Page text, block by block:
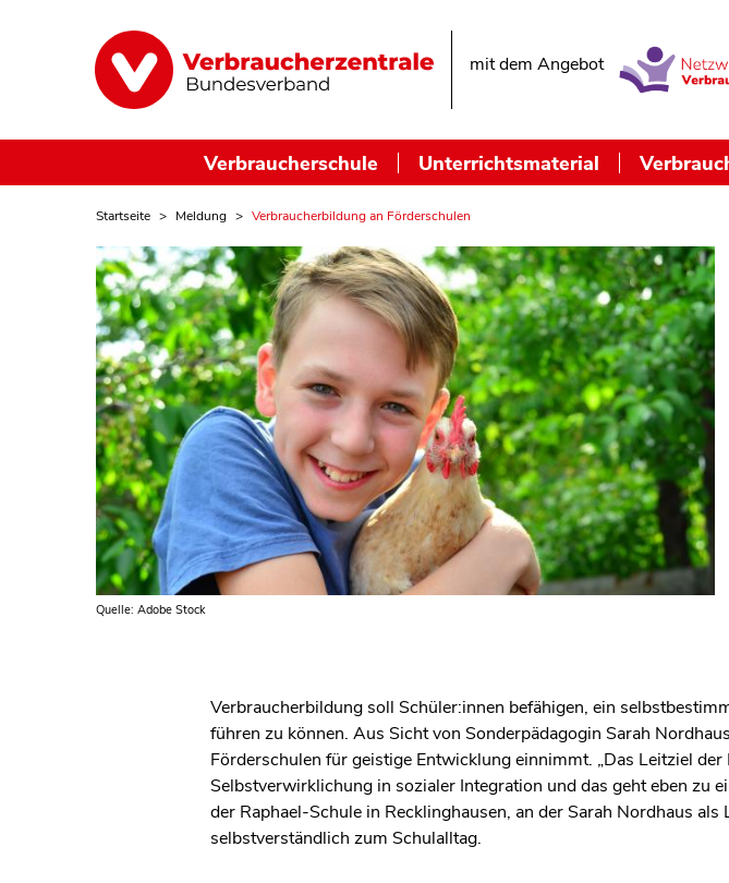
mit dem Angebot
Verbraucherschule Unterrichtsmaterial
Startseite Meldung Verbraucherbildung an Förderschulen
Quelle: Adobe Stock
Verbraucherbildung soll Schüler:innen befähigen, ein
führen zu können. Aus Sicht von Sonderpädagogin Sarah
Förderschulen für geistige Entwicklung einnimmt. „Das Leitziel
Selbstverwirklichung in sozialer Integration und das geht eben zu
der Raphael-Schule in Recklinghausen, an der Sarah Nordhaus
selbstverständlich zum Schulalltag.